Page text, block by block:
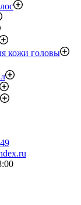
кожи головы